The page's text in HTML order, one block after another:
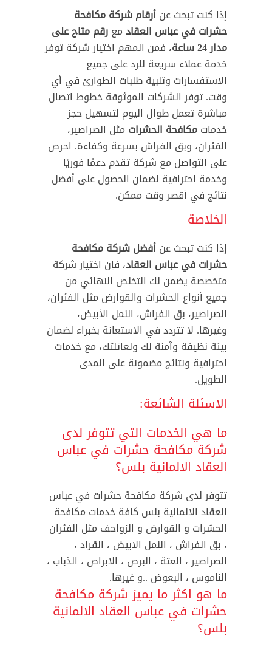
إذا كنت تبحث عنأرقام شركة مكافحة
حشرات في عباس العقادمعرقم متاح على
مدار 24 ساعة
، فمن المهم اختيار شركة توفر
خدمة عملاء سريعة للرد على جميع
الاستفسارات وتلبية طلبات الطوارئ في أي
وقت. توفر الشركات الموثوقة خطوط اتصال
مباشرة تعمل طوال اليوم لتسهيل حجز
خدماتمكافحة الحشرات مثل الصراصير،
الفئران، وبق الفراش بسرعة وكفاءة. احرص
على التواصل مع شركة تقدم دعمًا فوريًا
وخدمة احترافية لضمان الحصول على أفضل
نتائج في أقصر وقت ممكن.
الخلاصة
إذا كنت تبحث عنأفضل شركة مكافحة
حشرات في عباس العقاد، فإن اختيار شركة
متخصصة يضمن لك التخلص النهائي من
جميع أنواع الحشرات والقوارض مثل الفئران،
الصراصير، بق الفراش، النمل الأبيض،
وغيرها. لا تتردد في الاستعانة بخبراء لضمان
بيئة نظيفة وآمنة لك ولعائلتك، مع خدمات
احترافية ونتائج مضمونة على المدى
الطويل.
الاسئلة الشائعة:
ما هي الخدمات التي تتوفر لدى
شركة مكافحة حشرات في عباس
العقاد الالمانية بلس؟
تتوفر لدى شركة مكافحة حشرات في عباس
العقاد الالمانية بلس كافة خدمات مكافحة
الحشرات و القوارض و الزواحف مثل الفئران
، بق الفراش ، النمل الابيض ، القراد ،
الصراصير ، العتة ، البرص ، الابراص ، الذباب ،
الناموس ، البعوض ..و غيرها.
ما هو اكثر ما يميز شركة مكافحة
حشرات في عباس العقاد الالمانية
بلس؟